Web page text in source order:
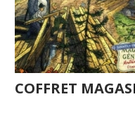
COFFRET